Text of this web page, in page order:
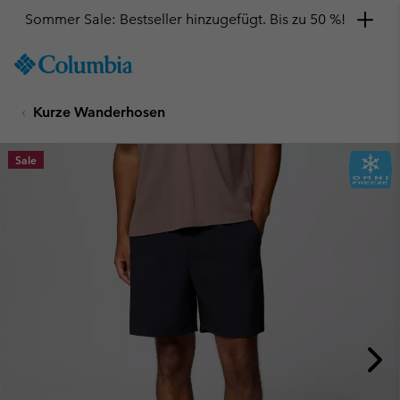
TO
SKIP
MAIN
NAV
Sommer Sale: Bestseller hinzugefügt. Bis zu 50 %!
Kurze Wanderhosen
Sale